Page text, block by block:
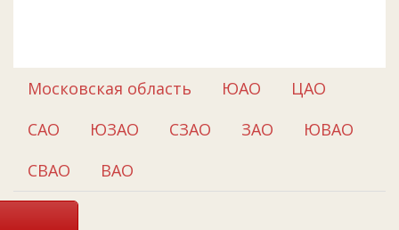
Московская область ЮАО
ЦАО
САО
ЮЗАО СЗАО ЗАО
ЮВАО
СВАО
ВАО